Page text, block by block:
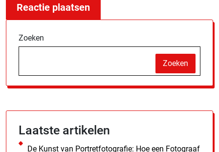
Zoeken
Zoeken
Laatste artikelen
De Kunst van Portretfotografie: Hoe een Fotograaf